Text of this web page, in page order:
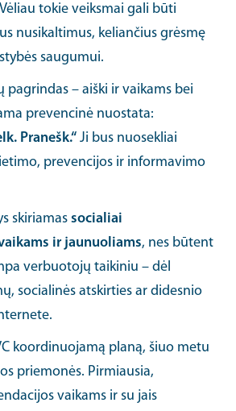
tokie veiksmai gali būti
nusikaltimus, keliančius grėsmę
saugumui.
pagrindas – aiški ir vaikams bei
prevencinė nuostata:
Pranešk.“ Ji bus nuosekliai
prevencijos ir informavimo
skiriamassocialiai
ir jaunuoliams, nes būtent
verbuotojų taikiniu – dėl
socialinės atskirties ar didesnio
koordinuojamą planą, šiuo metu
priemonės. Pirmiausia,
vaikams ir su jais